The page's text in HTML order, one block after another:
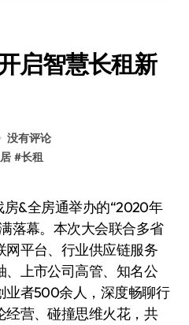
启智慧长租新
没有评论
#长租
落幕。本次大会联合多省
平台、行业供应链服务
上市公司高管、知名公
业者500余人，深度畅聊行
经营、碰撞思维火花，共